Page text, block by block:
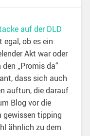
auf der DLD
ob es ein
Akt war oder
„Promis da“
dass sich auch
auftun, die darauf
Blog vor die
gewissen tipping
ähnlich zu dem